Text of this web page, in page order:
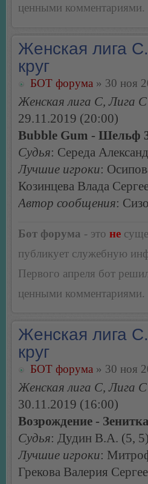
ценными комментариями.
Женская лига
круг
БОТ форума » 30 ноя
Женская лига С, Лига
29.11.2019 (20:00)
Bubble Gum - Шельф
Судья: Середа
Лучшие игроки:
Козинцева Влада
Автор сообщения:
Бот форума - это не
публикует служебную
Первого апреля бот
ценными комментариями.
Женская лига
круг
БОТ форума » 30 ноя
Женская лига С, Лига
30.11.2019 (16:00)
Возрождение -
Судья: Дудин В.А. (5, 5)
Лучшие игроки:
Грекова Валерия